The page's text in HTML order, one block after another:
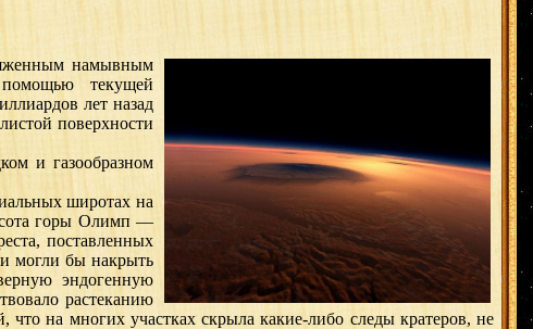
намывным
текущей
лет назад
поверхности
и газообразном
широтах на
горы Олимп —
поставленных
могли бы накрыть
эндогенную
растеканию
на многих участках скрыла какие-либо следы кратеров, не